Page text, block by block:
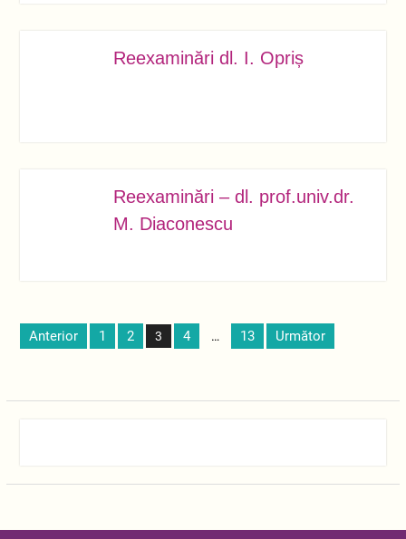
Reexaminări dl. I. Opriș
Reexaminări – dl. prof.univ.dr.
M. Diaconescu
Paginație
articole
Anterior 1 2 3 4 … 13 Următor